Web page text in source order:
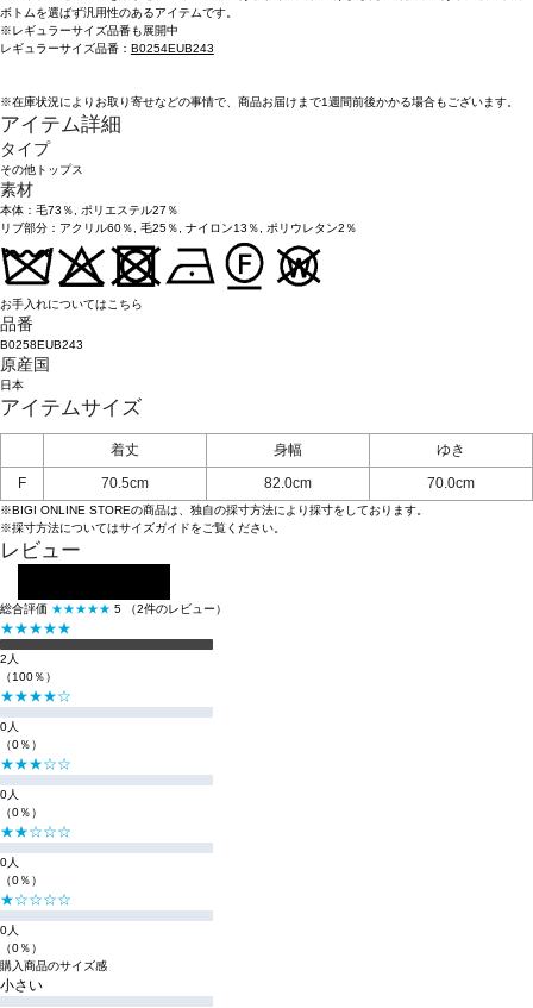
ボトムを選ばず汎用性のあるアイテムです。
※レギュラーサイズ品番も展開中
レギュラーサイズ品番： B0254EUB243
※在庫状況によりお取り寄せなどの事情で、商品お届けまで1週間前後かかる場合もございます。
アイテム詳細
タイプ
その他トップス
素材
本体：毛73％, ポリエステル27％
リブ部分：アクリル60％, 毛25％, ナイロン13％, ポリウレタン2％
お手入れについてはこちら
品番
B0258EUB243
原産国
日本
アイテムサイズ
着丈 身幅
ゆき
F
70.5cm 82.0cm 70.0cm
※BIGI ONLINE STOREの商品は、独自の採寸方法により採寸をしております。
※採寸方法についてはサイズガイドをご覧ください。
レビュー
総合評価 ★★★★★ 5 （2件のレビュー）
★★★★★
2人
（100％）
★★★★☆
0人
（0％）
★★★☆☆
0人
（0％）
★★☆☆☆
0人
（0％）
★☆☆☆☆
0人
（0％）
購入商品のサイズ感
小さい